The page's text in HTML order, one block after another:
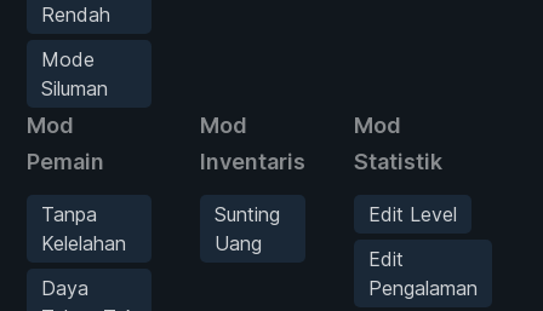
Rendah
Mode
Siluman
Mod
Pemain
Tanpa
Kelelahan
Daya
Mod
Inventaris
Sunting
Uang
Mod
Statistik
Edit Level
Edit
Pengalaman